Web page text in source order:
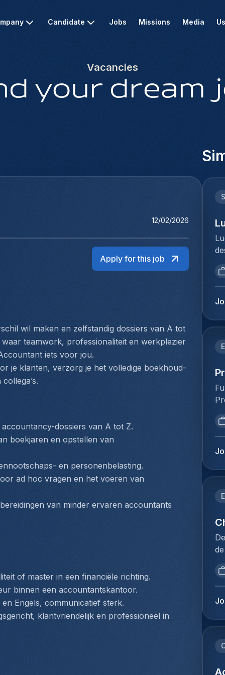
Candidate Jobs Missions Media
Vacancies
your dream
12/02/2026
Apply for this job
wil maken en zelfstandig dossiers van A tot
teamwork, professionaliteit en werkplezier
iets voor jou.
je klanten, verzorg je het volledige boekhoud-
dossiers van A tot Z.
boekjaren en opstellen van
en personenbelasting.
ad hoc vragen en het voeren van
van minder ervaren accountants
of master in een financiële richting.
binnen een accountantskantoor.
Engels, communicatief sterk.
klantvriendelijk en professioneel in